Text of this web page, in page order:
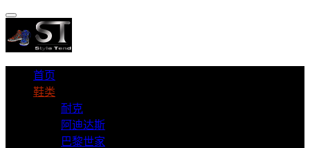
首页
鞋类
耐克
阿迪达斯
巴黎世家